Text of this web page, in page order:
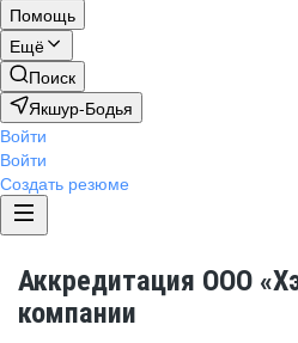
Помощь
Ещё
Поиск
Якшур-Бодья
Войти
Войти
Создать резюме
Аккредитация ООО
компании